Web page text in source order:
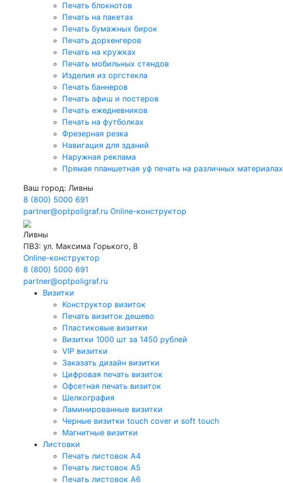
Печать блокнотов
Печать на пакетах
Печать бумажных бирок
Печать дорхенгеров
Печать на кружках
Печать мобильных стендов
Изделия из оргстекла
Печать баннеров
Печать афиш и постеров
Печать ежедневников
Печать на футболках
Фрезерная резка
Навигация для зданий
Наружная реклама
Прямая планшетная уф печать на различных материалах
Ваш город: Ливны
8 (800) 5000 691
partner@optpoligraf.ru Online-конструктор
Ливны
ПВЗ: ул. Максима Горького, 8
Online-конструктор
8 (800) 5000 691
partner@optpoligraf.ru
Визитки
Конструктор визиток
Печать визиток дешево
Пластиковые визитки
Визитки 1000 шт за 1450 рублей
VIP визитки
Заказать дизайн визитки
Цифровая печать визиток
Офсетная печать визиток
Шелкография
Ламинированные визитки
Черные визитки touch cover и soft touch
Магнитные визитки
Листовки
Печать листовок А4
Печать листовок А5
Печать листовок А6